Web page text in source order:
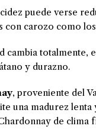
puede verse
carozo como
cambia
y durazno.
, proveniente del
una madurez
de clima